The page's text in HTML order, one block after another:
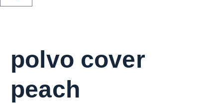
polvo cover
peach